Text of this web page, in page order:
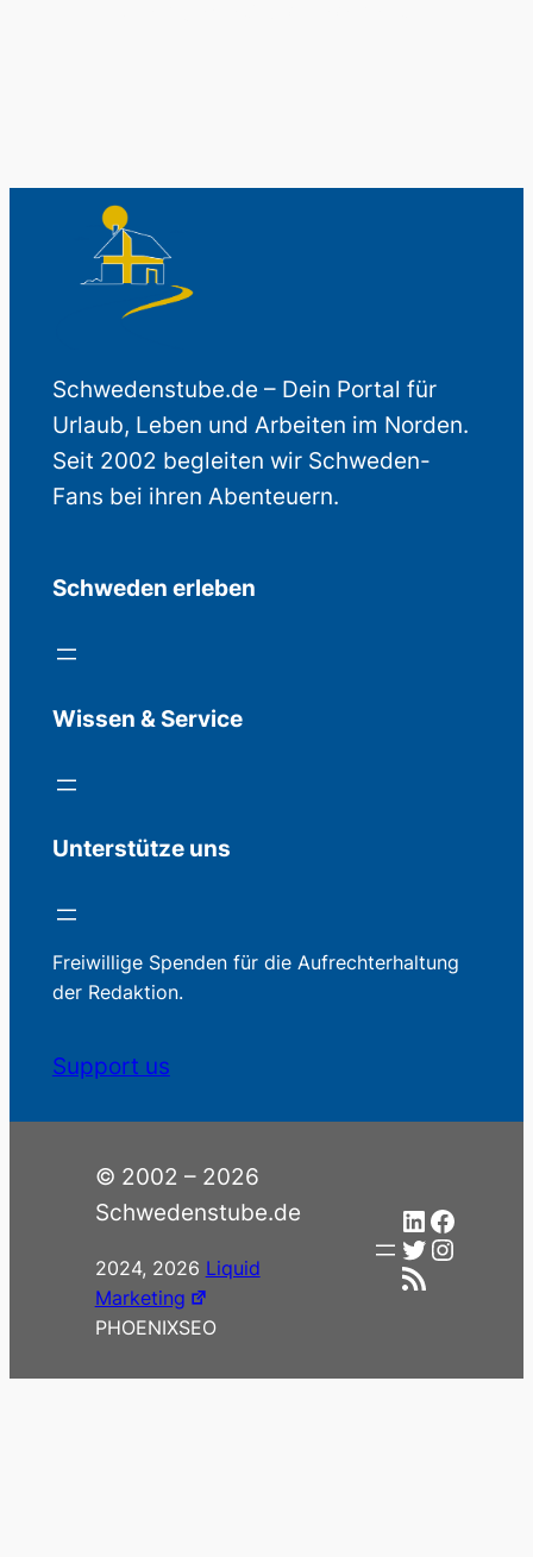
Schwedenstube.de – Dein Portal für
Urlaub, Leben und Arbeiten im Norden.
Seit 2002 begleiten wir Schweden-
Fans bei ihren Abenteuern.
Schweden erleben
Wissen & Service
Unterstütze uns
Freiwillige Spenden für die Aufrechterhaltung
der Redaktion.
Support us
© 2002 – 2026
Schwedenstube.de
2024, 2026 Liquid
Marketing
PHOENIXSEO
LinkedIn
Twitter
RSS-Feed